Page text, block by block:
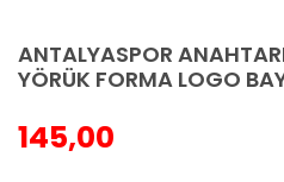
ANTALYASPOR
YÖRÜK FORMA LOGO
145,00